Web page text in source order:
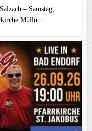
– Samstag,
Mülln...